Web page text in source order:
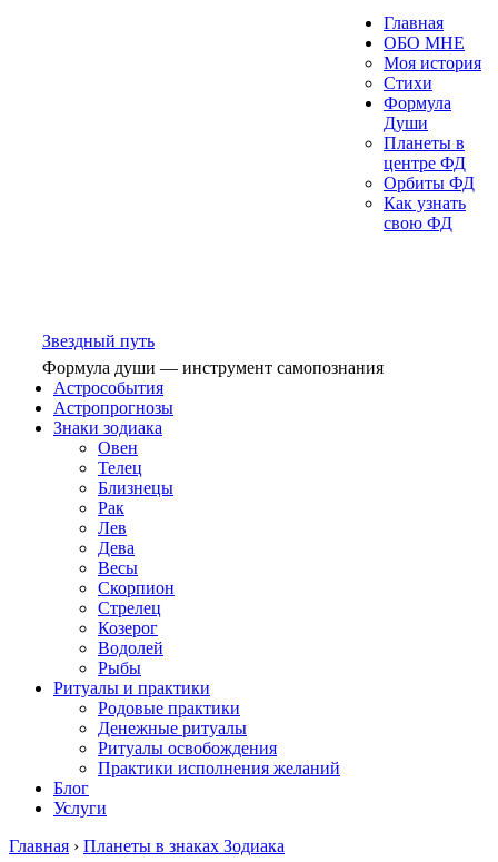
Звездный путь
Формула души — инструмент самопознания
Главная
ОБО МНЕ
Моя история
Стихи
Формула
Души
Планеты в
центре ФД
Орбиты ФД
Как узнать
свою ФД
Астрособытия
Астропрогнозы
Знаки зодиака
Овен
Телец
Близнецы
Рак
Лев
Дева
Весы
Скорпион
Стрелец
Козерог
Водолей
Рыбы
Ритуалы и практики
Родовые практики
Денежные ритуалы
Ритуалы освобождения
Практики исполнения желаний
Блог
Услуги
Главная › Планеты в знаках Зодиака